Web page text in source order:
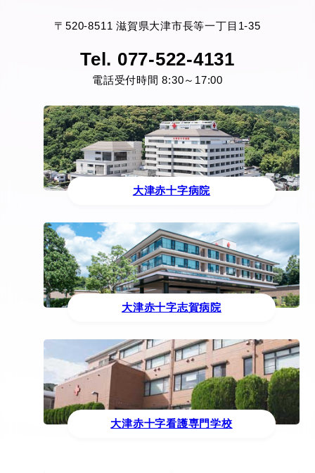
〒520-8511 滋賀県大津市長等一丁目1-35
Tel. 077-522-4131
電話受付時間 8:30～17:00
大津赤十字病院
大津赤十字志賀病院
大津赤十字看護専門学校